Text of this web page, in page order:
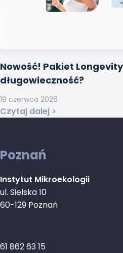
Nowość! Pakiet
długowieczność?
Czytaj dalej >
19 czerwca 2026
Poznań
Instytut Mikroekologii
ul. Sielska 10
60-129 Poznań
61 862 63 15